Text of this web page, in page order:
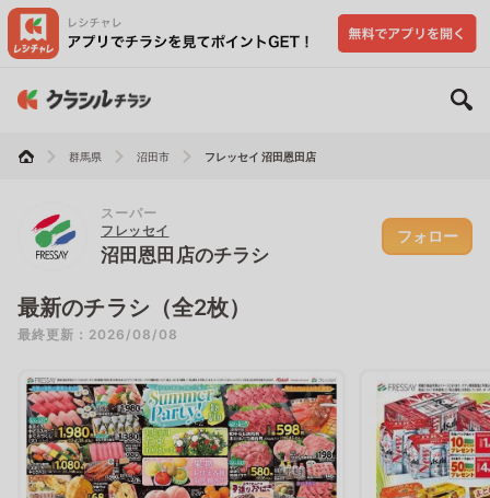
群馬県 沼田市 フレッセイ 沼田恩田店
スーパー
フレッセイ
沼田恩田店のチラシ
フォロー
最新のチラシ（全2枚）
最終更新：2026/08/08